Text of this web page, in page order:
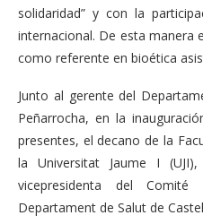
solidaridad” y con la
internacional. De esta
como referente en bioética
Junto al gerente del
Peñarrocha, en la
presentes, el decano de la
la Universitat Jaume I
vicepresidenta del
Departament de Salut de